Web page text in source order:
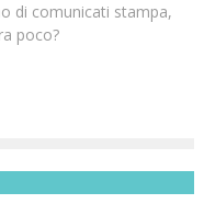
di comunicati stampa,
poco?